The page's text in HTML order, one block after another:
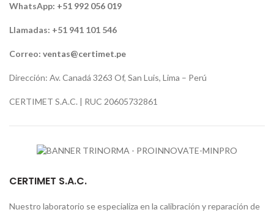
WhatsApp: +51 992 056 019
Llamadas: +51 941 101 546
Correo: ventas@certimet.pe
Dirección: Av. Canadá 3263 Of, San Luis, Lima – Perú
CERTIMET S.A.C. | RUC 20605732861
CERTIMET S.A.C.
Nuestro laboratorio se especializa en la calibración y reparación de